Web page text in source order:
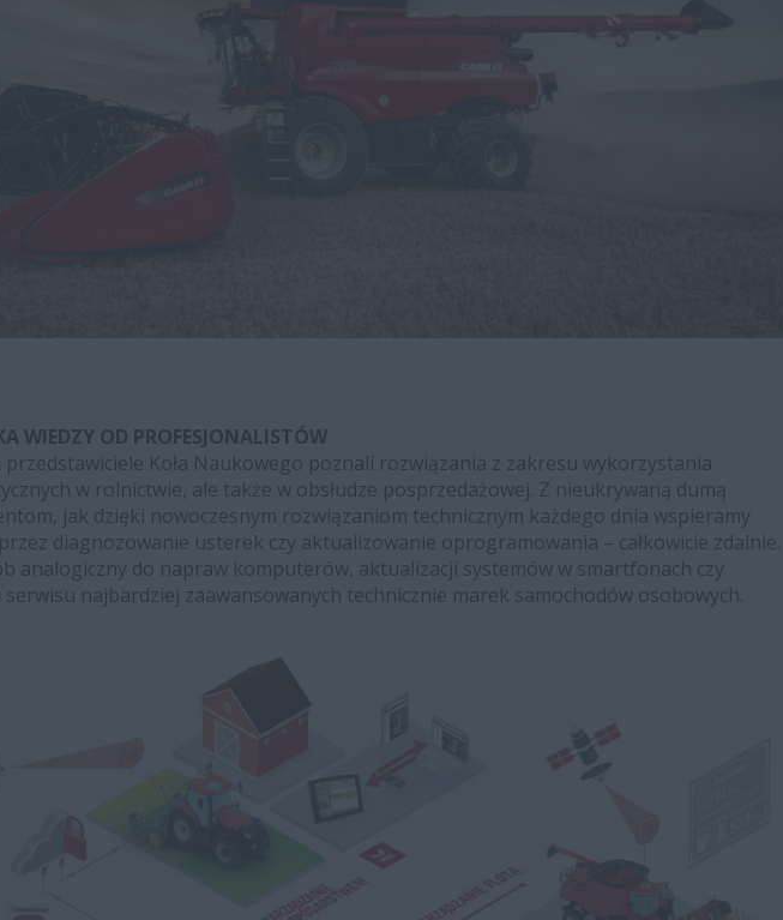
WIEDZY OD PROFESJONALISTÓW
przedstawiciele Koła Naukowego poznali rozwiązania z zakresu wykorzystania
w rolnictwie, ale także w obsłudze posprzedażowej. Z nieukrywaną dumą
jak dzięki nowoczesnym rozwiązaniom technicznym każdego dnia wspieramy
diagnozowanie usterek czy aktualizowanie oprogramowania – całkowicie zdalnie.
analogiczny do napraw komputerów, aktualizacji systemów w smartfonach czy
serwisu najbardziej zaawansowanych technicznie marek samochodów osobowych.